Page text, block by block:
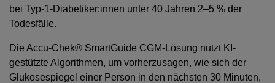
bei Typ-1-Diabetiker:innen unter 40 Jahren 2–5 % der
Todesfälle.
Die Accu-Chek® SmartGuide CGM-Lösung nutzt KI-
gestützte Algorithmen, um vorherzusagen, wie sich der
Glukosespiegel einer Person in den nächsten 30 Minuten,